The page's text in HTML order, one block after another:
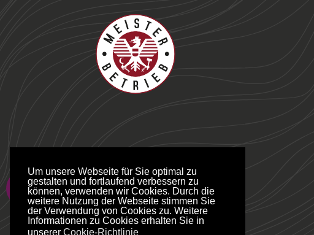
Um unsere Webseite für Sie optimal zu
gestalten und fortlaufend verbessern zu
können, verwenden wir Cookies. Durch die
weitere Nutzung der Webseite stimmen Sie
der Verwendung von Cookies zu. Weitere
Informationen zu Cookies erhalten Sie in
unserer Cookie-Richtlinie